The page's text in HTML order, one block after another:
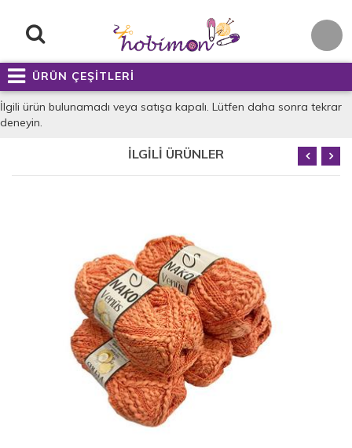
ÜRÜN ÇEŞİTLERİ
İlgili ürün bulunamadı veya satışa kapalı. Lütfen daha sonra tekrar
deneyin.
İLGİLİ ÜRÜNLER